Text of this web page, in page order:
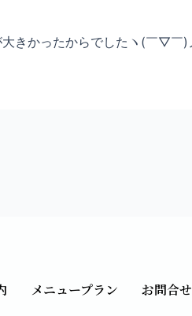
きかったからでしたヽ(￣▽￣)
メニュープラン お問合せ